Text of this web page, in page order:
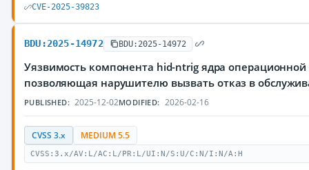
CVE-2025-39823
BDU:2025-14972 BDU:2025-14972
Уязвимость компонента hid-ntrig ядра
позволяющая нарушителю вызвать отказ в
PUBLISHED: 2025-12-02MODIFIED: 2026-02-16
CVSS 3.x MEDIUM 5.5
CVSS:3.x/AV:L/AC:L/PR:L/UI:N/S:U/C:N/I:N/A:H